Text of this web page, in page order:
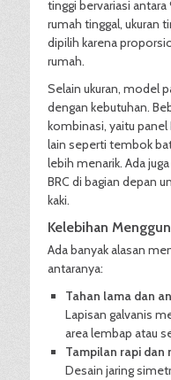
tinggi bervariasi
rumah tinggal, ukuran
dipilih karena
rumah.
Selain ukuran, model
dengan kebutuhan.
kombinasi, yaitu panel
lain seperti tembok
lebih menarik. Ada
BRC di bagian depan
kaki.
Kelebihan
Ada banyak alasan
antaranya:
Tahan lama dan
Lapisan galvanis
area lembap atau
Tampilan rapi dan
Desain jaring